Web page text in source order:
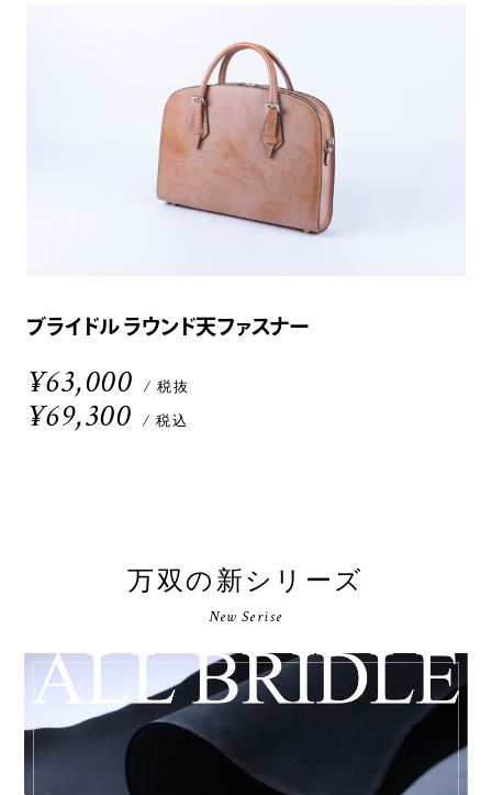
ブライドル ラウンド天ファスナー
¥63,000 / 税抜
¥69,300 / 税込
万双の新シリーズ
New Serise